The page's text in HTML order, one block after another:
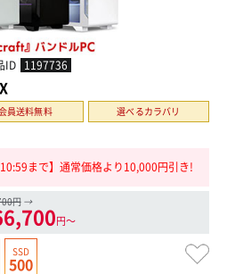
ID 1197736
員送料無料
選べるカラバリ
まで】通常価格より10,000円引き!
円 →
円〜
SSD
500